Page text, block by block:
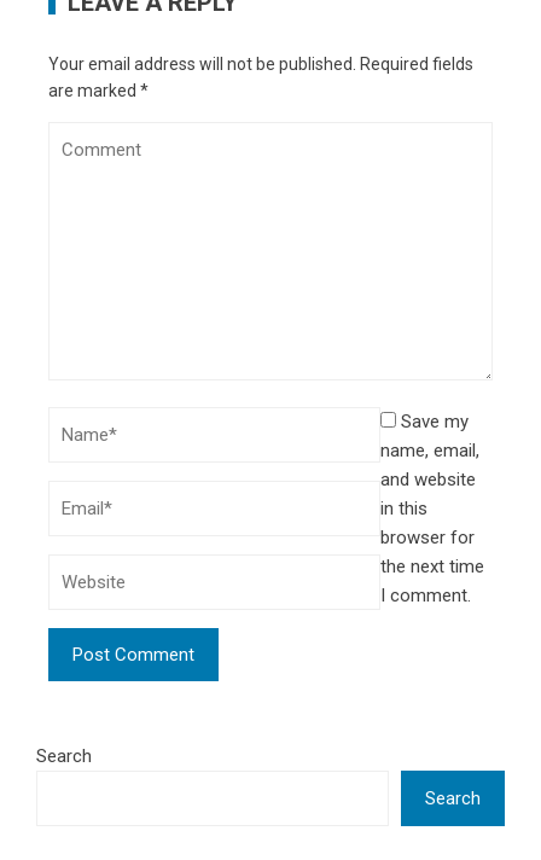
Your email address will not be published.
Required fields
are marked *
Save my
name, email,
and website
in this
browser for
the next time
I comment.
Search
Search